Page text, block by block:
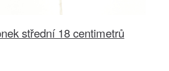
střední 18 centimetrů